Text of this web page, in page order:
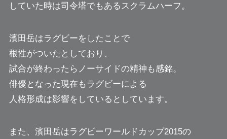
していた時は司令塔でもあるスクラムハーフ。
濱田岳はラグビーをしたことで
根性がついたとしており、
試合が終わったらノーサイドの精神も感銘。
俳優となった現在もラグビーによる
人格形成は影響をしているとしています。
また、濱田岳はラグビーワールドカップ2015の